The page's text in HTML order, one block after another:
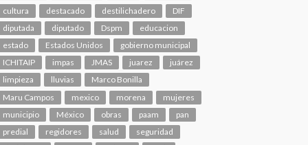
cultura
destacado destilichadero
DIF
diputada
diputado Dspm
educacion
estado
Estados Unidos
gobierno municipal
ICHITAIP
impas JMAS juarez
juárez
limpieza
lluvias
Marco Bonilla
Maru Campos
mexico morena
mujeres
municipio
México obras paam
pan
predial
regidores salud
seguridad